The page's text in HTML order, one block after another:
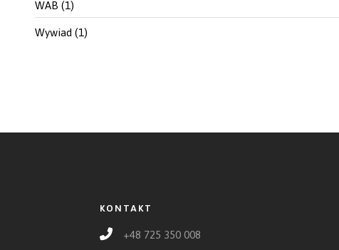
WAB (1)
Wywiad (1)
KONTAKT
+48 725 350 008